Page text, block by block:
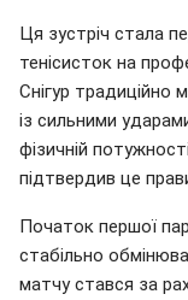
Ця зустріч стала
тенісисток на
Снігур традиційно
із сильними
фізичній
підтвердив це
Початок першої
стабільно
матчу стався за